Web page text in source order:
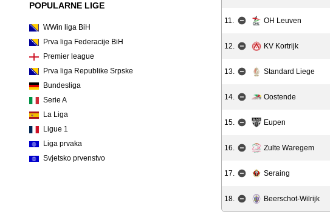
POPULARNE LIGE
WWin liga BiH
Prva liga Federacije BiH
Premier league
Prva liga Republike Srpske
Bundesliga
Serie A
La Liga
Ligue 1
Liga prvaka
Svjetsko prvenstvo
11. OH Leuven
12. KV Kortrijk
13. Standard Liege
14. Oostende
15. Eupen
16. Zulte Waregem
17. Seraing
18. Beerschot-Wilrijk